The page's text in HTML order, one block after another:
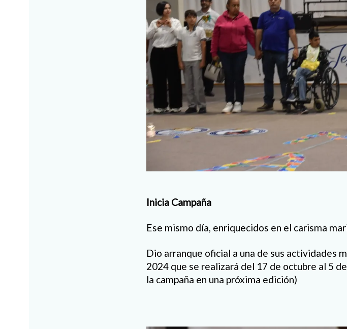
Inicia Campaña
Ese mismo día, enriquecidos en el carisma
Dio arranque oficial a una de sus actividades
2024 que se realizará del 17 de octubre al 5
la campaña en una próxima edición)